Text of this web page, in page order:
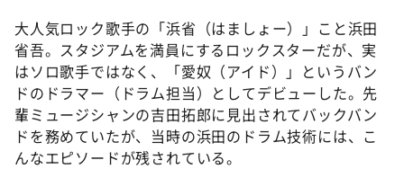
大人気ロック歌手の「浜省（はましょー）」こと浜田
省吾。スタジアムを満員にするロックスターだが、実
はソロ歌手ではなく、「愛奴（アイド）」というバン
ドのドラマー（ドラム担当）としてデビューした。先
輩ミュージシャンの吉田拓郎に見出されてバックバン
ドを務めていたが、当時の浜田のドラム技術には、こ
んなエピソードが残されている。